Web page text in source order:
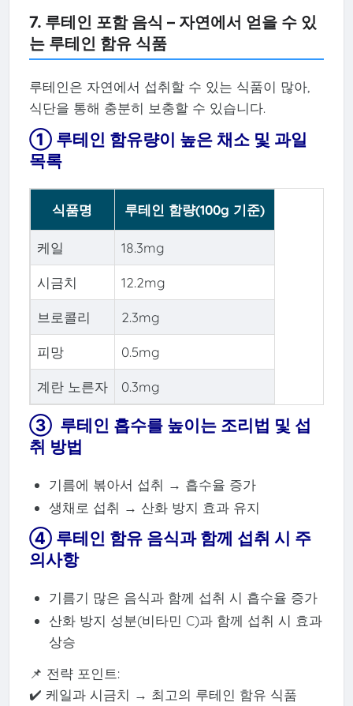
7. 루테인 포함 음식 – 자연에서 얻을 수 있
는 루테인 함유 식품
루테인은 자연에서 섭취할 수 있는 식품이 많아,
식단을 통해 충분히 보충할 수 있습니다.
① 루테인 함유량이 높은 채소 및 과일
목록
식품명 루테인 함량(100g 기준)
케일 18.3mg
시금치 12.2mg
브로콜리 2.3mg
피망 0.5mg
계란 노른자 0.3mg
③ 루테인 흡수를 높이는 조리법 및 섭
취 방법
기름에 볶아서 섭취 → 흡수율 증가
생채로 섭취 → 산화 방지 효과 유지
④ 루테인 함유 음식과 함께 섭취 시 주
의사항
기름기 많은 음식과 함께 섭취 시 흡수율 증가
산화 방지 성분(비타민 C)과 함께 섭취 시 효과
상승
📌 전략 포인트:
✔️ 케일과 시금치 → 최고의 루테인 함유 식품